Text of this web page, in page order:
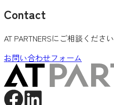
Contact
AT PARTNERSにご相談ください
お問い合わせフォーム